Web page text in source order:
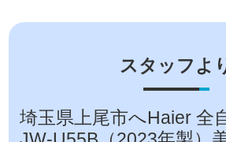
スタッフよ
埼玉県上尾市へHaier 全